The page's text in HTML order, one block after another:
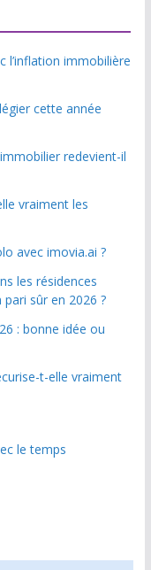
l’inflation immobilière
cette année
redevient-il
vraiment les
avec imovia.ai ?
les résidences
sûr en 2026 ?
: bonne idée ou
t-elle vraiment